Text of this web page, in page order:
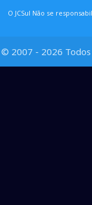
O JCSul Não se
© 2007 - 2026